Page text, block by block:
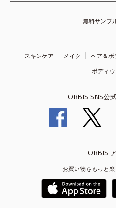
無料サンプ
スキンケア メイク ヘア＆ボ
ボディ
ORBIS SNS公
ORBIS
お買い物をもっと